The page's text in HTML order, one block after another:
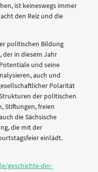
ist keineswegs immer
den Reiz und die
politischen Bildung
der in diesem Jahr
und seine
auch und
Polarität
der politischen
Stiftungen, freien
die Sächsische
die mit der
einlädt.
geschichte-der-